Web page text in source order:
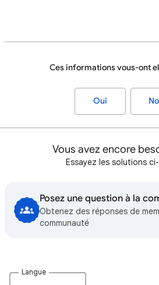
Ces informations vous-ont
Oui
Vous avez encore
Essayez les solutions
Posez une question à la
Obtenez des réponses de
communauté
Langue